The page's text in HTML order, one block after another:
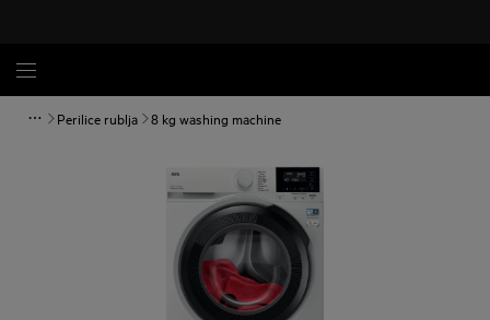
Perilice rublja 8 kg washing machine